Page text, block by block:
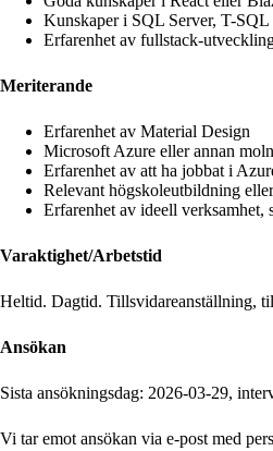
Kunskaper i SQL Server, T-SQL
Erfarenhet av fullstack-
Meriterande
Erfarenhet av Material Design
Microsoft Azure eller annan
Erfarenhet av att ha jobbat i
Relevant högskoleutbildning
Erfarenhet av ideell
Varaktighet/Arbetstid
Heltid. Dagtid. Tillsvidareanställning,
Ansökan
Sista ansökningsdag: 2026-03-29,
Vi tar emot ansökan via e-post med